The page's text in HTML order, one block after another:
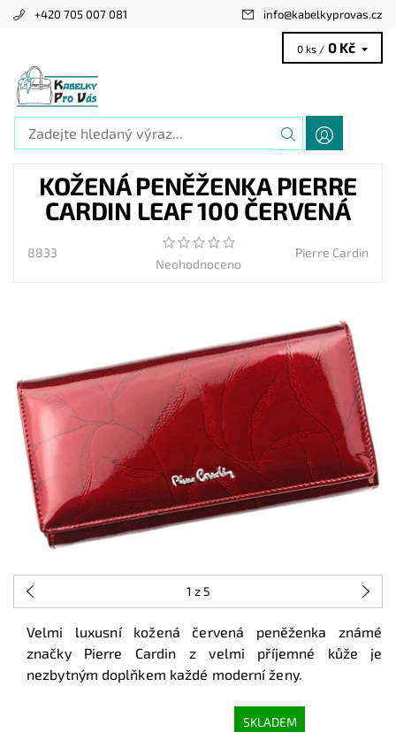
+420 705 007 081 info@kabelkyprovas.cz
0 ks / 0 Kč
KOŽENÁ PENĚŽENKA PIERRE
CARDIN LEAF 100 ČERVENÁ
8833
Neohodnoceno
Pierre Cardin
1 z 5
Velmi luxusní kožená červená peněženka známé
značky Pierre Cardin z velmi příjemné kůže je
nezbytným doplňkem každé moderní ženy.
SKLADEM